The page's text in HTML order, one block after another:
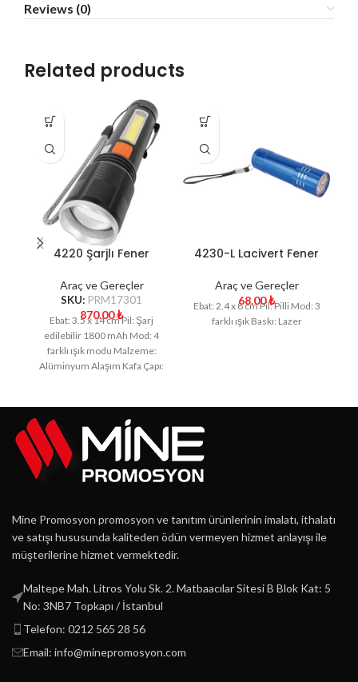
Reviews (0)
Related products
4220 Şarjlı Fener
Araç ve Gereçler
SKU: PRM17301
870.00₺
Ebat: 3.5 x 14 cm Pil: Şarj
edilebilir 1800 mAh Mod: 4
farklı ışık modu Malzeme:
Alüminyum Alaşım Kafa Çapı:
4230-L Lacivert Fener
Araç ve Gereçler
68.00₺
Ebat: 2.4 x 8 cm Pil: Pilli Mod: 3
farklı ışık Baskı: Lazer
Mine Promosyon promosyon ve tanıtım ürünlerinin imalatı, ithalatı
ve satışı hususunda kaliteden ödün vermeyen hizmet anlayışı ile
müşterilerine hizmet vermektedir.
Maltepe Mah. Litros Yolu Sk. 2. Matbaacılar Sitesi B Blok Kat: 5
No: 3NB7 Topkapı / İstanbul
Telefon: 0212 565 28 56
Email: info@minepromosyon.com